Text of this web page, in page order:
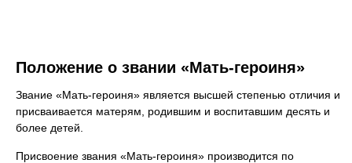
Положение о звании «Мать-героиня»
Звание «Мать-героиня» является высшей степенью отличия и
присваивается матерям, родившим и воспитавшим десять и
более детей.
Присвоение звания «Мать-героиня» производится по